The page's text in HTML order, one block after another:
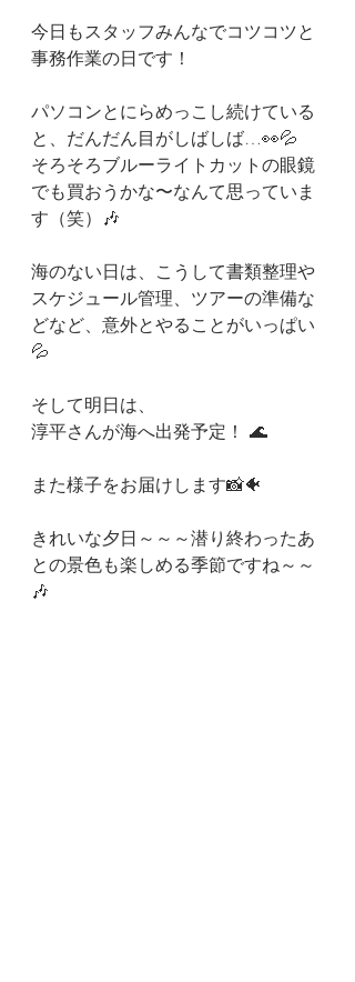
今日もスタッフみんなでコツコツと
事務作業の日です！
パソコンとにらめっこし続けている
と、だんだん目がしばしば…👀💦
そろそろブルーライトカットの眼鏡
でも買おうかな〜なんて思っていま
す（笑）🎶
海のない日は、こうして書類整理や
スケジュール管理、ツアーの準備な
どなど、意外とやることがいっぱい
💦
そして明日は、
淳平さんが海へ出発予定！ 🌊
また様子をお届けします📸🐠
きれいな夕日～～～潜り終わったあ
との景色も楽しめる季節ですね～～
🎶